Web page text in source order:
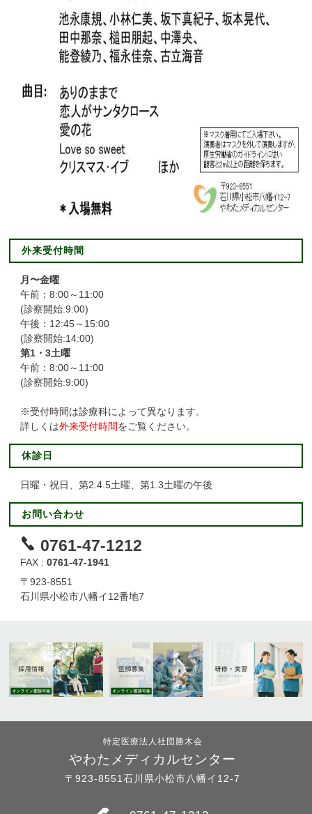
外来受付時間
月〜金曜
午前：8:00～11:00
(診察開始:9:00)
午後：12:45～15:00
(診察開始:14:00)
第1・3土曜
午前：8:00～11:00
(診察開始:9:00)
※受付時間は診療科によって異なります。
詳しくは外来受付時間をご覧ください。
休診日
日曜・祝日、第2.4.5土曜、第1.3土曜の午後
お問い合わせ
0761-47-1212
FAX :0761-47-1941
〒923-8551
石川県小松市八幡イ12番地7
特定医療法人社団勝木会
やわたメディカルセンター
〒923-8551石川県小松市八幡イ12-7